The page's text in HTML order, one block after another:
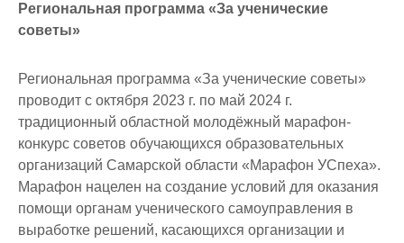
Региональная программа «За ученические
советы»
Региональная программа «За ученические советы»
проводит с октября 2023 г. по май 2024 г.
традиционный областной молодёжный марафон-
конкурс советов обучающихся образовательных
организаций Самарской области «Марафон УСпеха».
Марафон нацелен на создание условий для оказания
помощи органам ученического самоуправления в
выработке решений, касающихся организации и